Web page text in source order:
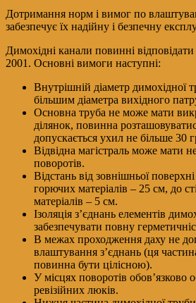
Дотримання норм і вимог по
забезпечує їх надійну і безпечну
Димохідні канали повинні
2001. Основні вимоги наступні:
Внутрішній діаметр димохідної
більшим діаметра вихідного
Основна труба не може мати
ділянок, повинна
допускається ухил не більше 30
Відвідна магістраль може мати
поворотів.
Відстань від зовнішньої
горючих матеріалів – 25 см, до
матеріалів – 5 см.
Ізоляція з’єднань елементів
забезпечувати повну
В межах проходження даху не
влаштування з’єднань (ця
повинна бути цілісною).
У місцях поворотів обов’язково
ревізійних люків.